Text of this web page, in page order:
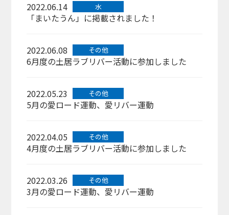
2022.06.14 水
「まいたうん」に掲載されました！
2022.06.08 その他
6月度の土居ラブリバー活動に参加しました
2022.05.23 その他
5月の愛ロード運動、愛リバー運動
2022.04.05 その他
4月度の土居ラブリバー活動に参加しました
2022.03.26 その他
3月の愛ロード運動、愛リバー運動